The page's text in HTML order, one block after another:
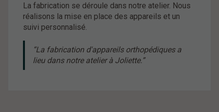
La fabrication se déroule dans notre atelier. Nous
réalisons la mise en place des appareils et un
suivi personnalisé.
La fabrication d'appareils orthopédiques a
lieu dans notre atelier à Joliette.